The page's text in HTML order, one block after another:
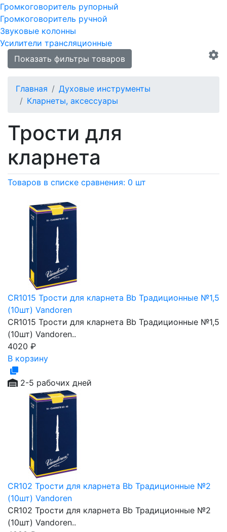
Громкоговоритель рупорный
Громкоговоритель ручной
Звуковые колонны
Усилители трансляционные
Показать фильтры товаров
Главная
Духовые инструменты
Кларнеты, аксессуары
Трости для
кларнета
Товаров в списке сравнения: 0 шт
CR1015 Трости для кларнета Bb Традиционные №1,5
(10шт) Vandoren
CR1015 Трости для кларнета Bb Традиционные №1,5
(10шт) Vandoren..
4020 ₽
В корзину
2-5 рабочих дней
CR102 Трости для кларнета Bb Традиционные №2
(10шт) Vandoren
CR102 Трости для кларнета Bb Традиционные №2
(10шт) Vandoren..